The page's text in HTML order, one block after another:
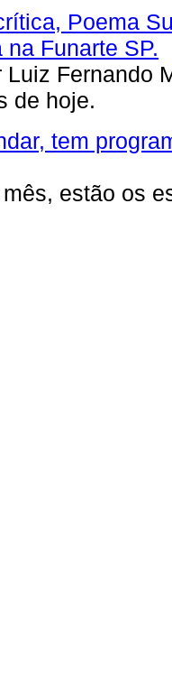
Poema
Funarte SP.
Fernando
de hoje.
tem
estão os